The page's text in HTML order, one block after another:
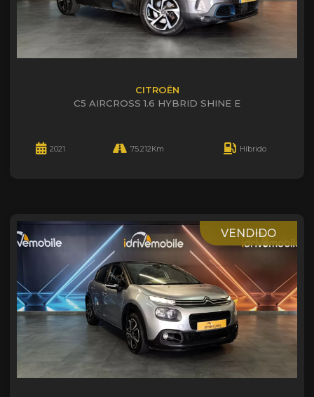
CITROËN
C5 AIRCROSS 1.6 HYBRID SHINE E
2021 75.212Km Híbrido
VENDIDO